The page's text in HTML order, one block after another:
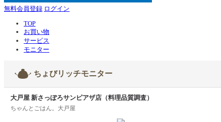
無料会員登録 ログイン
TOP
お買い物
サービス
モニター
ちょびリッチモニター
大戸屋 新さっぽろサンピアザ店（料理品質調査）
ちゃんとごはん。大戸屋